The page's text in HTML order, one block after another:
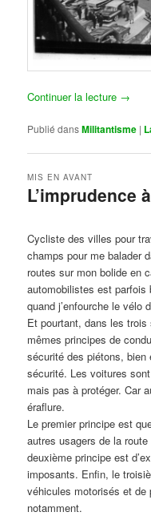
Continuer la lecture →
Publié dansMilitantisme |
L’imprudence
MIS EN AVANT
Cycliste des villes pour
champs pour me balader
routes sur mon bolide en
automobilistes est parfois
quand j’enfourche le vélo
Et pourtant, dans les trois
mêmes principes de
sécurité des piétons,
sécurité. Les voitures
mais pas à protéger. Car
éraflure.
Le premier principe est
autres usagers de la
deuxième principe est
imposants. Enfin, le
véhicules motorisés et de
notamment.